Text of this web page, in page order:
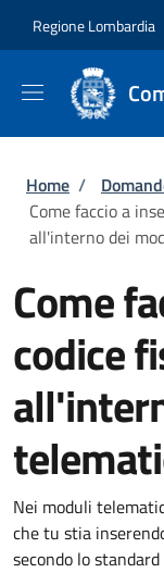
Regione Lombardia
Briciole
Home /
Come faccio a
all'interno dei
Come
codice
Nei moduli
che tu stia
secondo lo